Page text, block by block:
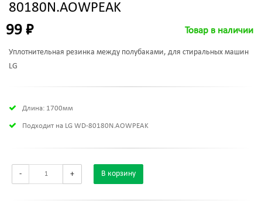
80180N.AOWPEAK
99 ₽ Товар в наличии
Уплотнительная резинка между полубаками, для стиральных машин
LG
Длина: 1700мм
Подходит на LG WD-80180N.AOWPEAK
- + В корзину